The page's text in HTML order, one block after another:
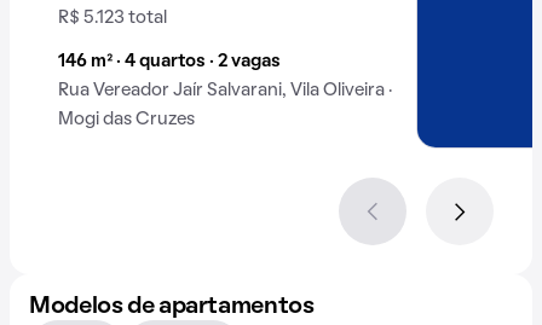
R$ 5.123 total
146 m² · 4 quartos · 2 vagas
Rua Vereador Jaír Salvarani, Vila Oliveira ·
Mogi das Cruzes
Modelos de apartamentos